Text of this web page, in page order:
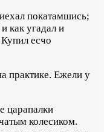
покатамшись;
как угадал и
есчо
практике. Ежели у
царапалки
колесиком.